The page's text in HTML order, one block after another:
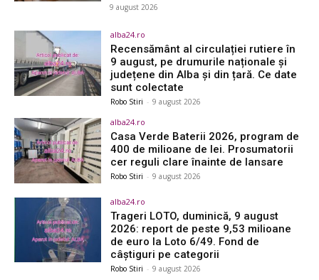
9 august 2026
alba24.ro
Recensământ al circulației rutiere în
9 august, pe drumurile naționale și
județene din Alba și din țară. Ce date
sunt colectate
Robo Stiri - 9 august 2026
alba24.ro
Casa Verde Baterii 2026, program de
400 de milioane de lei. Prosumatorii
cer reguli clare înainte de lansare
Robo Stiri - 9 august 2026
alba24.ro
Trageri LOTO, duminică, 9 august
2026: report de peste 9,53 milioane
de euro la Loto 6/49. Fond de
câștiguri pe categorii
Robo Stiri - 9 august 2026